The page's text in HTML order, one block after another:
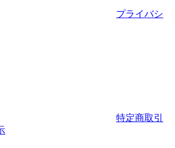
プライバシ
特定商取引